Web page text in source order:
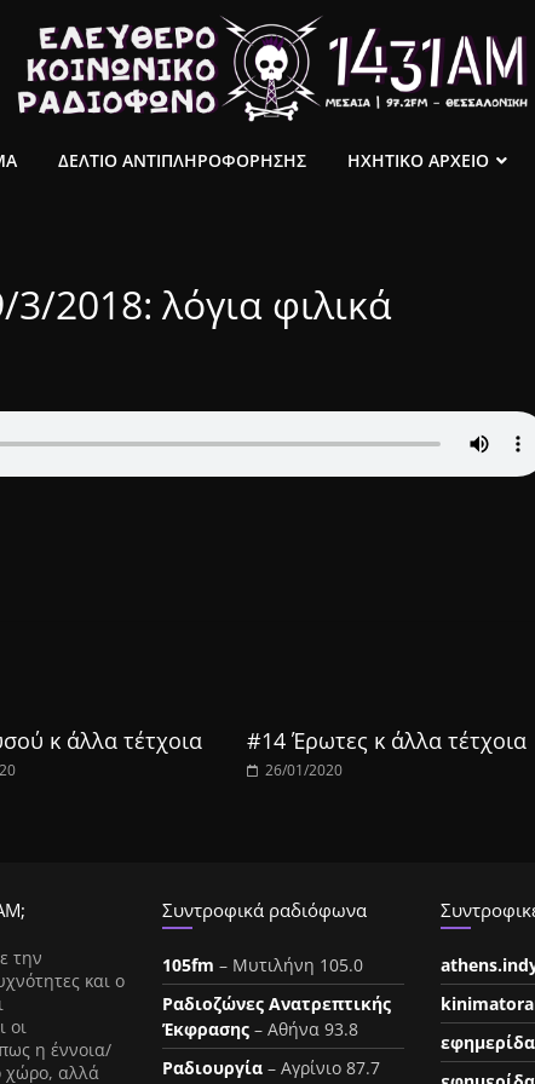
ΔΕΛΤΙΟ ΑΝΤΙΠΛΗΡΟΦΟΡΗΣΗΣ ΗΧΗΤΙΚΟ ΑΡΧΕΙΟ
2018: λόγια φιλικά
κ άλλα τέτχοια #14 Έρωτες κ άλλα τέτχοια
26/01/2020
την
και ο
οι
η έννοια/
χώρο, αλλά
Συντροφικά ραδιόφωνα
105fm – Μυτιλήνη 105.0
Ραδιοζώνες Ανατρεπτικής
Έκφρασης – Αθήνα 93.8
Ραδιουργία – Αγρίνιο 87.7